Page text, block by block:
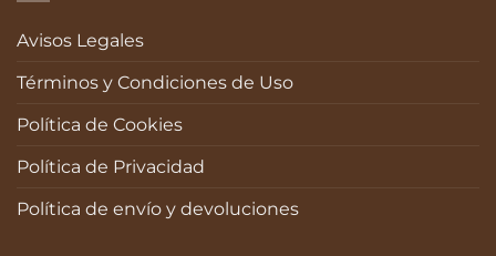
Avisos Legales
Términos y Condiciones de Uso
Política de Cookies
Política de Privacidad
Política de envío y devoluciones